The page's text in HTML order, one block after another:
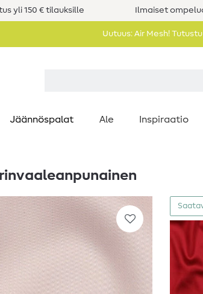
yli 150 € tilauksille Ilmaiset
Uutuus: Air Mesh!
Jäännöspalat Ale Inspiraatio